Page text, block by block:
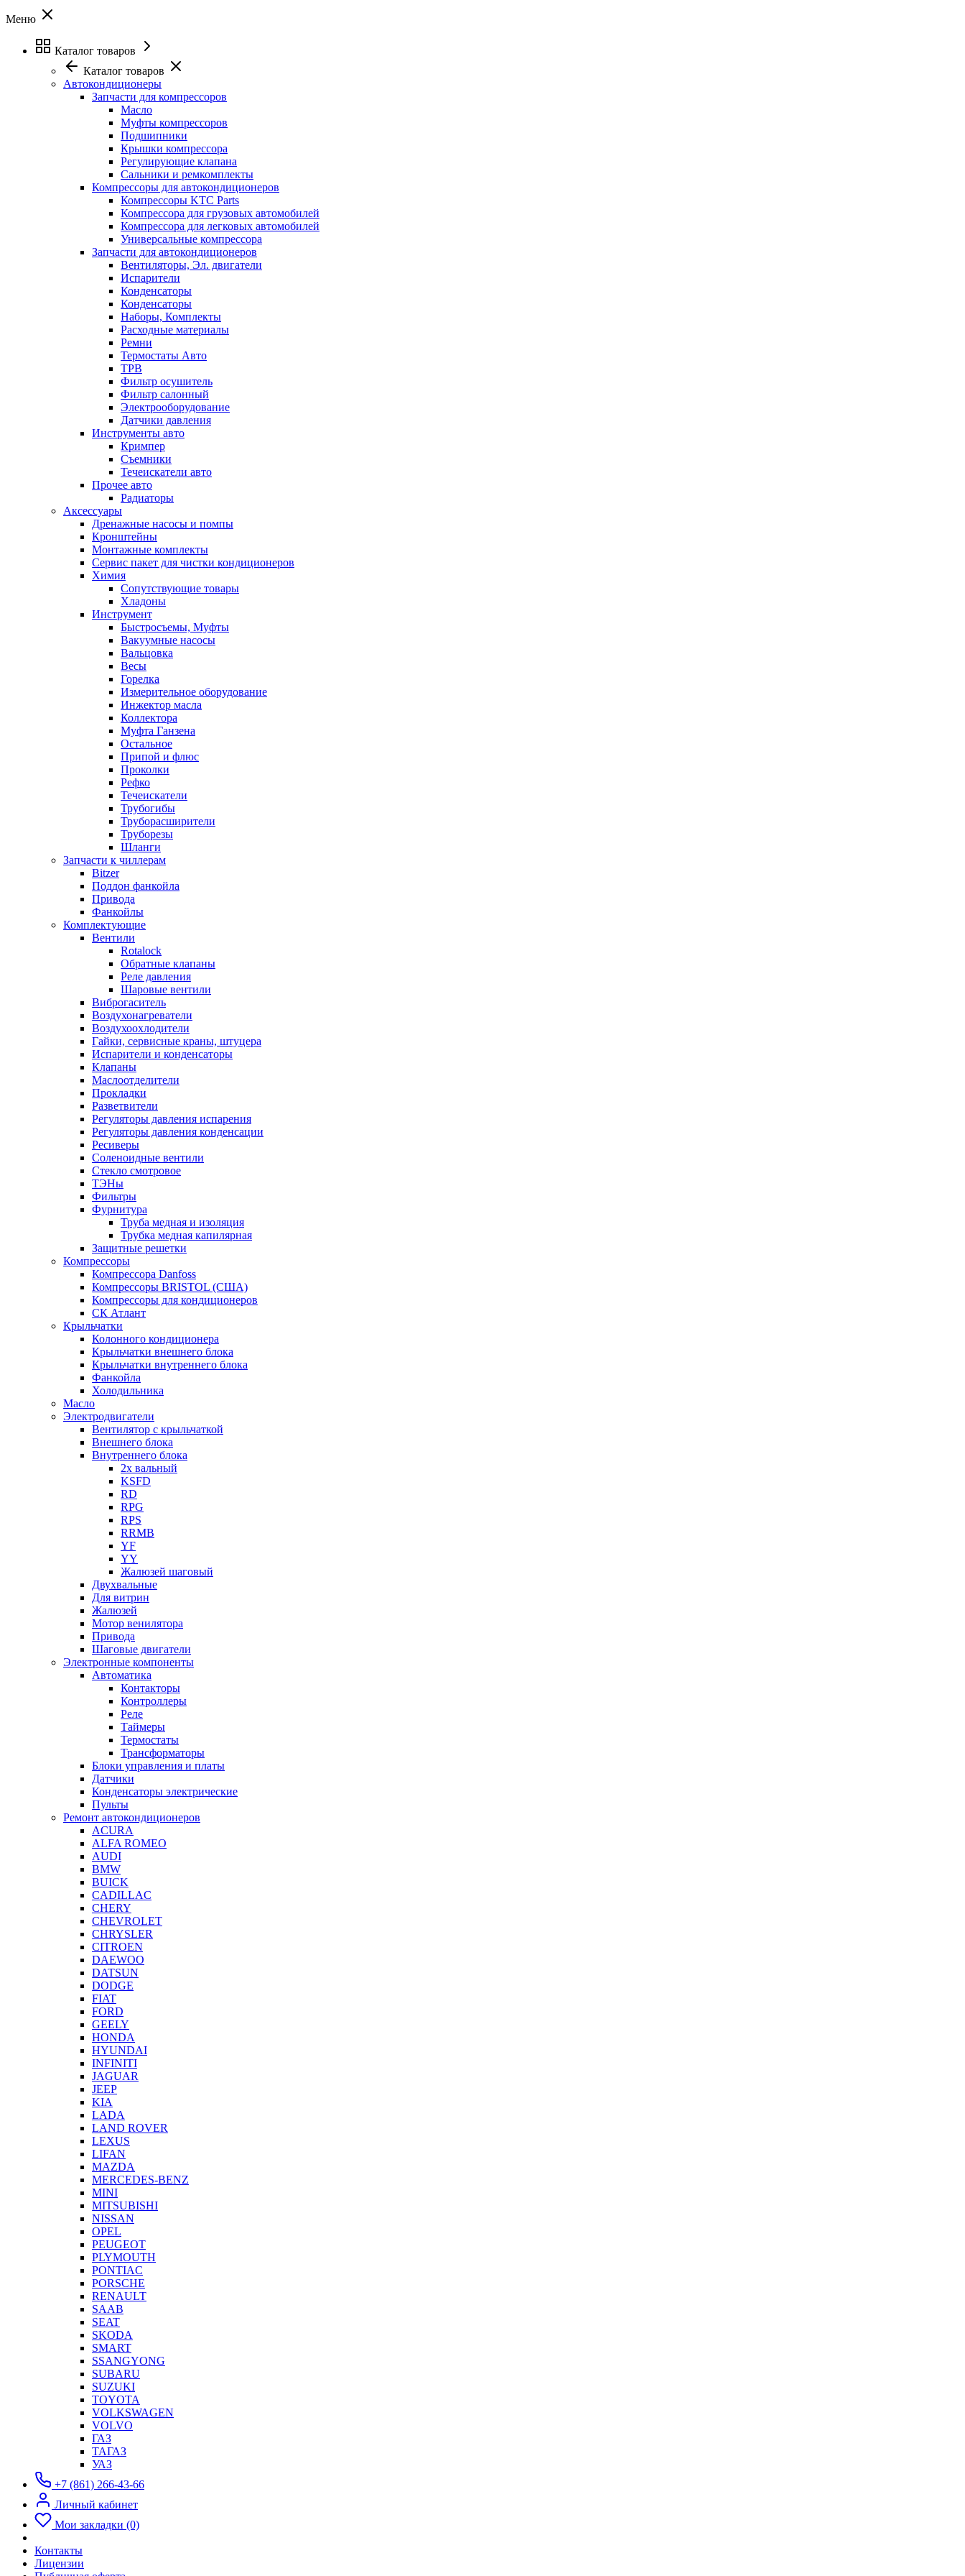
Меню
Каталог товаров
Каталог товаров
Автокондиционеры
Запчасти для компрессоров
Масло
Муфты компрессоров
Подшипники
Крышки компрессора
Регулирующие клапана
Сальники и ремкомплекты
Компрессоры для автокондиционеров
Компрессоры KTC Parts
Компрессора для грузовых автомобилей
Компрессора для легковых автомобилей
Универсальные компрессора
Запчасти для автокондиционеров
Вентиляторы, Эл. двигатели
Испарители
Конденсаторы
Конденсаторы
Наборы, Комплекты
Расходные материалы
Ремни
Термостаты Авто
ТРВ
Фильтр осушитель
Фильтр салонный
Электрооборудование
Датчики давления
Инструменты авто
Кримпер
Съемники
Течеискатели авто
Прочее авто
Радиаторы
Аксессуары
Дренажные насосы и помпы
Кронштейны
Монтажные комплекты
Сервис пакет для чистки кондиционеров
Химия
Сопутствующие товары
Хладоны
Инструмент
Быстросъемы, Муфты
Вакуумные насосы
Вальцовка
Весы
Горелка
Измерительное оборудование
Инжектор масла
Коллектора
Муфта Ганзена
Остальное
Припой и флюс
Проколки
Рефко
Течеискатели
Трубогибы
Труборасширители
Труборезы
Шланги
Запчасти к чиллерам
Bitzer
Поддон фанкойла
Привода
Фанкойлы
Комплектующие
Вентили
Rotalock
Обратные клапаны
Реле давления
Шаровые вентили
Виброгаситель
Воздухонагреватели
Воздухоохлодители
Гайки, сервисные краны, штуцера
Испарители и конденсаторы
Клапаны
Маслоотделители
Прокладки
Разветвители
Регуляторы давления испарения
Регуляторы давления конденсации
Ресиверы
Соленоидные вентили
Стекло смотровое
ТЭНы
Фильтры
Фурнитура
Труба медная и изоляция
Трубка медная капилярная
Защитные решетки
Компрессоры
Компрессора Danfoss
Компрессоры BRISTOL (США)
Компрессоры для кондиционеров
СК Атлант
Крыльчатки
Колонного кондиционера
Крыльчатки внешнего блока
Крыльчатки внутреннего блока
Фанкойла
Холодильника
Масло
Электродвигатели
Вентилятор с крыльчаткой
Внешнего блока
Внутреннего блока
2х вальный
KSFD
RD
RPG
RPS
RRMB
YF
YY
Жалюзей шаговый
Двухвальные
Для витрин
Жалюзей
Мотор венилятора
Привода
Шаговые двигатели
Электронные компоненты
Автоматика
Контакторы
Контроллеры
Реле
Таймеры
Термостаты
Трансформаторы
Блоки управления и платы
Датчики
Конденсаторы электрические
Пульты
Ремонт автокондиционеров
ACURA
ALFA ROMEO
AUDI
BMW
BUICK
CADILLAC
CHERY
CHEVROLET
CHRYSLER
CITROEN
DAEWOO
DATSUN
DODGE
FIAT
FORD
GEELY
HONDA
HYUNDAI
INFINITI
JAGUAR
JEEP
KIA
LADA
LAND ROVER
LEXUS
LIFAN
MAZDA
MERCEDES-BENZ
MINI
MITSUBISHI
NISSAN
OPEL
PEUGEOT
PLYMOUTH
PONTIAC
PORSCHE
RENAULT
SAAB
SEAT
SKODA
SMART
SSANGYONG
SUBARU
SUZUKI
TOYOTA
VOLKSWAGEN
VOLVO
ГАЗ
ТАГАЗ
УАЗ
+7 (861) 266-43-66
Личный кабинет
Мои закладки (0)
Контакты
Лицензии